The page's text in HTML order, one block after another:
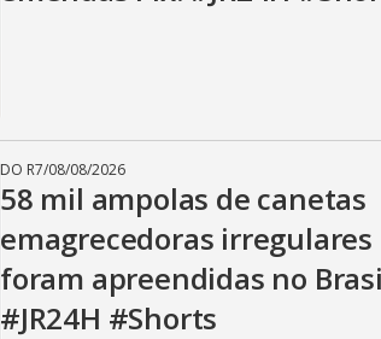
DO R7/08/08/2026
58 mil ampolas de canetas
emagrecedoras irregulares
foram apreendidas no
#JR24H #Shorts